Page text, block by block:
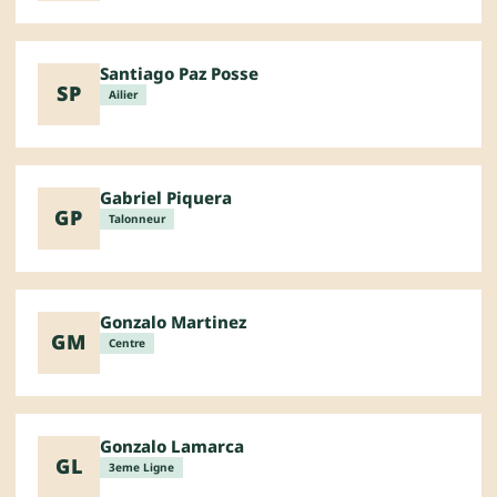
SP
Santiago Paz Posse
Ailier
GP
Gabriel Piquera
Talonneur
GM
Gonzalo Martinez
Centre
GL
Gonzalo Lamarca
3eme Ligne